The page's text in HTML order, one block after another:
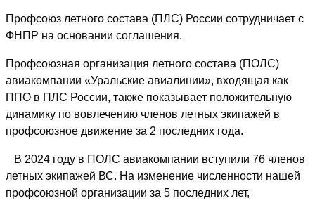
Профсоюз летного состава (ПЛС) России сотрудничает с
ФНПР на основании соглашения.
Профсоюзная организация летного состава (ПОЛС)
авиакомпании «Уральские авиалинии», входящая как
ППО в ПЛС России, также показывает положительную
динамику по вовлечению членов летных экипажей в
профсоюзное движение за 2 последних года.
В 2024 году в ПОЛС авиакомпании вступили 76 членов
летных экипажей ВС. На изменение численности нашей
профсоюзной организации за 5 последних лет,